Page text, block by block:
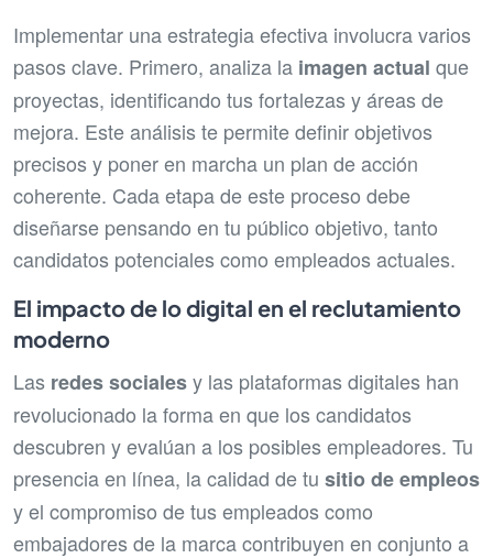
Implementar una estrategia efectiva involucra varios
pasos clave. Primero, analiza la imagen actual que
proyectas, identificando tus fortalezas y áreas de
mejora. Este análisis te permite definir objetivos
precisos y poner en marcha un plan de acción
coherente. Cada etapa de este proceso debe
diseñarse pensando en tu público objetivo, tanto
candidatos potenciales como empleados actuales.
El impacto de lo digital en el reclutamiento
moderno
Las redes socialesy las plataformas digitales han
revolucionado la forma en que los candidatos
descubren y evalúan a los posibles empleadores. Tu
presencia en línea, la calidad de tu sitio de empleos
y el compromiso de tus empleados como
embajadores de la marca contribuyen en conjunto a